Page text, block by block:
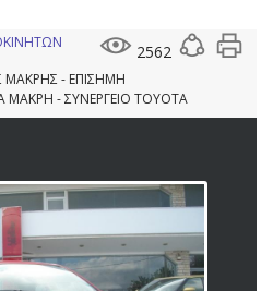
2562
ΜΑΚΡΗΣ - ΕΠΙΣΗΜΗ
ΜΑΚΡΗ - ΣΥΝΕΡΓΕΙΟ TOYOTA